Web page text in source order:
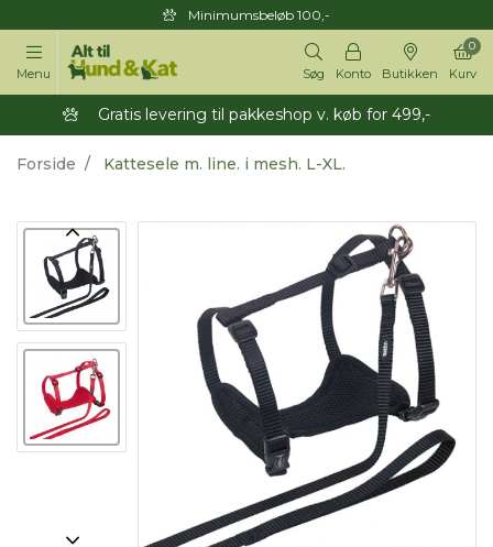
Minimumsbeløb 100,-
Menu Søg Konto Butikken Kurv
0
Gratis levering til pakkeshop v. køb for 499,-
Forside Kattesele m. line. i mesh. L-XL.